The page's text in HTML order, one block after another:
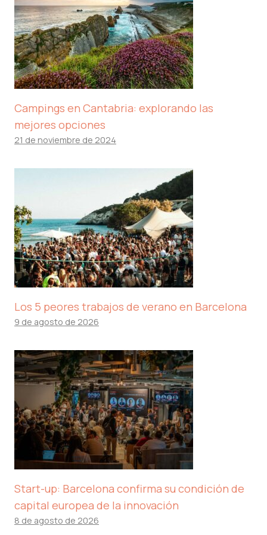
Campings en Cantabria: explorando las
mejores opciones
21 de noviembre de 2024
Los 5 peores trabajos de verano en Barcelona
9 de agosto de 2026
Start-up: Barcelona confirma su condición de
capital europea de la innovación
8 de agosto de 2026